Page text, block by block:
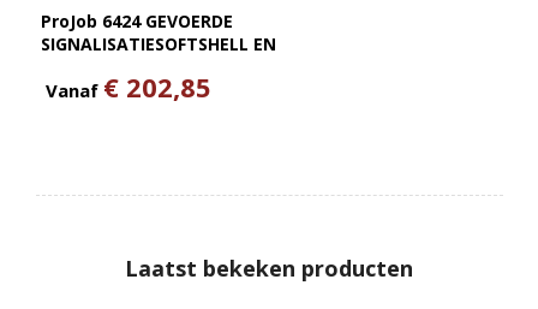
ProJob 6424 GEVOERDE
SIGNALISATIESOFTSHELL EN
Vanaf € 202,85
Laatst bekeken producten